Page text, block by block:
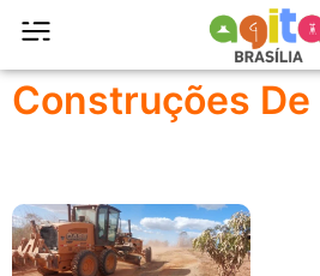
Construções De